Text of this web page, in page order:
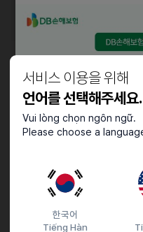
서비스 이용을 위해
언어를 선택해주세요.
Vui lòng chọn ngôn ngữ.
Please choose a
한국어
Tiếng Hàn
📍이사·변경 신고
Q. 이사를 하면 따로 신
등록외국인은 전입한
재외동포는 14일 이내)
또는 시·군·구청, 주민
합니다. 가족들도 개별